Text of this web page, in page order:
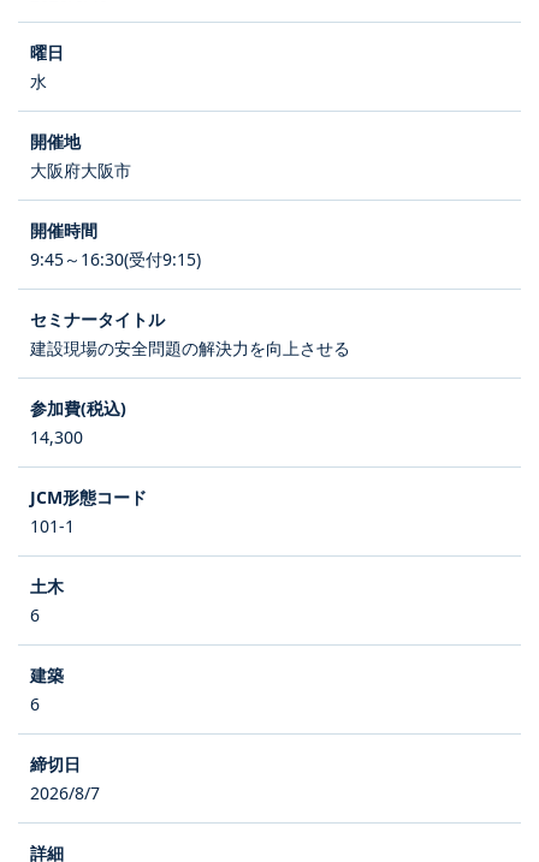
水
大阪府大阪市
9:45～16:30(受付9:15)
建設現場の安全問題の解決力を向上させる
14,300
101-1
6
6
2026/8/7